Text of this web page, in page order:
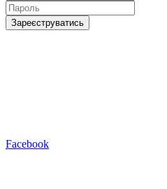
Зареєструватись
Facebook